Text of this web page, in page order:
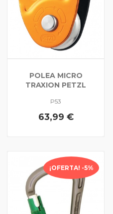
POLEA MICRO
TRAXION PETZL
P53
63,99 €
¡OFERTA! -5%